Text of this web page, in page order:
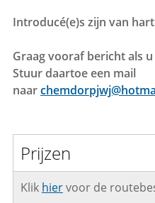
Introducé(e)s zijn van
Graag vooraf bericht als
Stuur daartoe een mail
naar
Prijzen
Klik hiervoor de